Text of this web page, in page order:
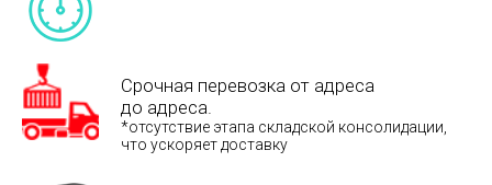
Срочная перевозка от адреса
до адреса.
*отсутствие этапа складской консолидации,
что ускоряет доставку